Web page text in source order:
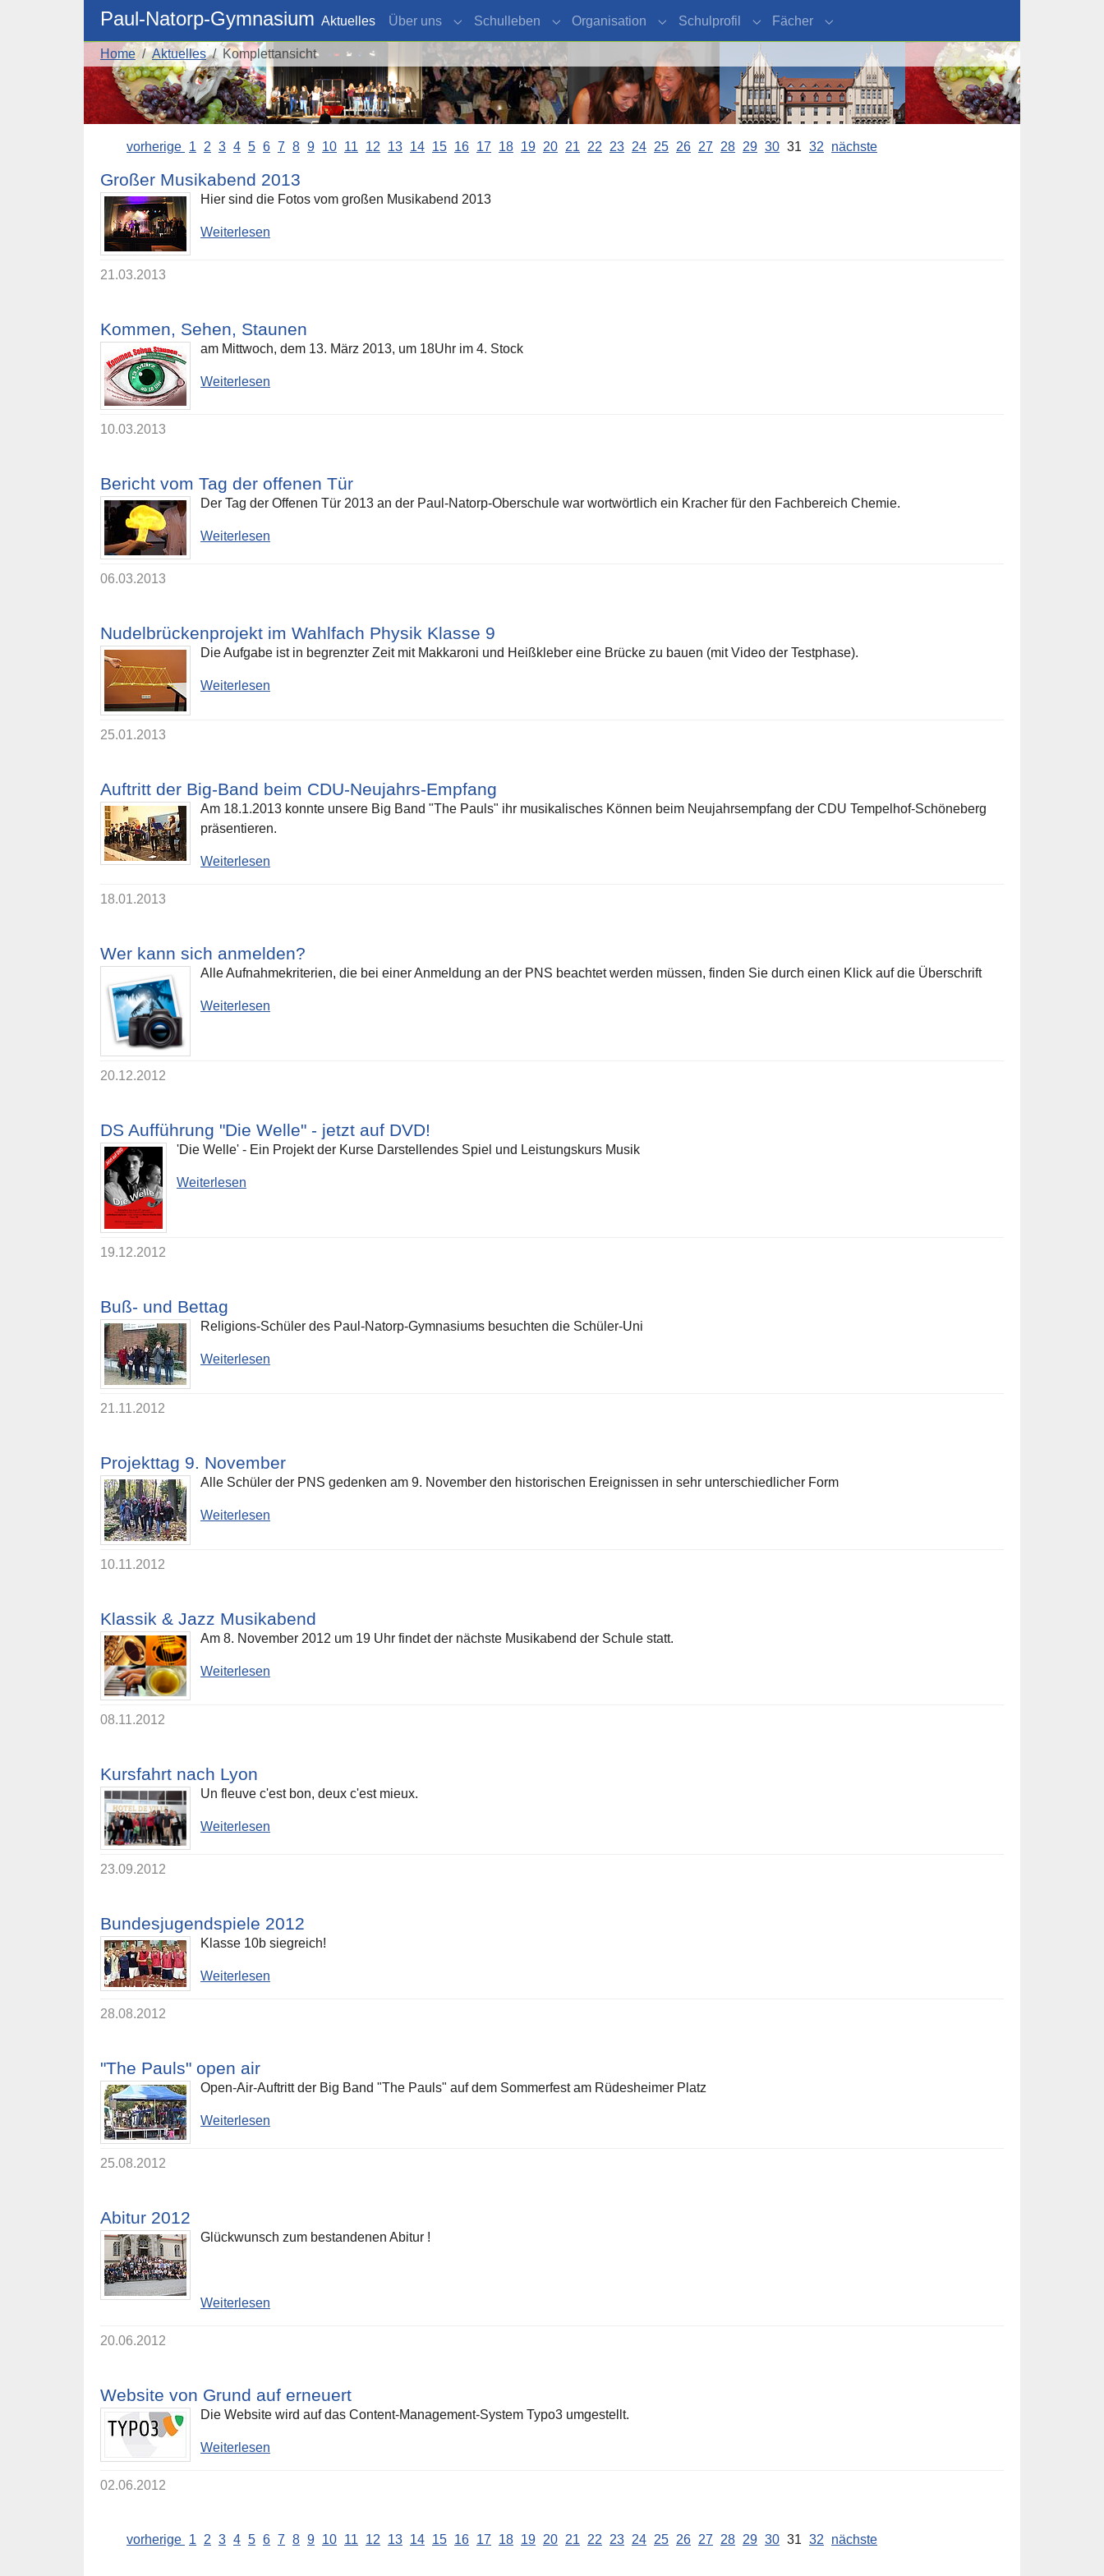
Skip to main navigation
Skip to main content
Skip to page footerPaul-Natorp-Gymnasium Aktuelles Über uns
Submenu for "Über uns"
Schulleben
Submenu for "Schulleben"
Organisation
Submenu for "Organisation"
Schulprofil
Submenu for "Schulprofil"
Fächer
Submenu for "Fächer"
You are here:
Home Aktuelles Komplettansicht
vorherige 1 2 3 4 5 6 7 8 9 10 11 12 13 14 15 16 17 18 19 20 21 22 23 24 25 26 27 28 29 30 31 32 nächste
Großer Musikabend 2013
Hier sind die Fotos vom großen Musikabend 2013
Weiterlesen
21.03.2013
Kommen, Sehen, Staunen
am Mittwoch, dem 13. März 2013, um 18Uhr im 4. Stock
Weiterlesen
10.03.2013
Bericht vom Tag der offenen Tür
Der Tag der Offenen Tür 2013 an der Paul-Natorp-Oberschule war wortwörtlich ein Kracher für den Fachbereich Chemie.
Weiterlesen
06.03.2013
Nudelbrückenprojekt im Wahlfach Physik Klasse 9
Die Aufgabe ist in begrenzter Zeit mit Makkaroni und Heißkleber eine Brücke zu bauen (mit Video der Testphase).
Weiterlesen
25.01.2013
Auftritt der Big-Band beim CDU-Neujahrs-Empfang
Am 18.1.2013 konnte unsere Big Band "The Pauls" ihr musikalisches Können beim Neujahrsempfang der CDU Tempelhof-Schöneberg
präsentieren.
Weiterlesen
18.01.2013
Wer kann sich anmelden?
Alle Aufnahmekriterien, die bei einer Anmeldung an der PNS beachtet werden müssen, finden Sie durch einen Klick auf die Überschrift
Weiterlesen
20.12.2012
DS Aufführung "Die Welle" - jetzt auf DVD!
'Die Welle' - Ein Projekt der Kurse Darstellendes Spiel und Leistungskurs Musik
Weiterlesen
19.12.2012
Buß- und Bettag
Religions-Schüler des Paul-Natorp-Gymnasiums besuchten die Schüler-Uni
Weiterlesen
21.11.2012
Projekttag 9. November
Alle Schüler der PNS gedenken am 9. November den historischen Ereignissen in sehr unterschiedlicher Form
Weiterlesen
10.11.2012
Klassik & Jazz Musikabend
Am 8. November 2012 um 19 Uhr findet der nächste Musikabend der Schule statt.
Weiterlesen
08.11.2012
Kursfahrt nach Lyon
Un fleuve c'est bon, deux c'est mieux.
Weiterlesen
23.09.2012
Bundesjugendspiele 2012
Klasse 10b siegreich!
Weiterlesen
28.08.2012
"The Pauls" open air
Open-Air-Auftritt der Big Band "The Pauls" auf dem Sommerfest am Rüdesheimer Platz
Weiterlesen
25.08.2012
Abitur 2012
Glückwunsch zum bestandenen Abitur !
Weiterlesen
20.06.2012
Website von Grund auf erneuert
Die Website wird auf das Content-Management-System Typo3 umgestellt.
Weiterlesen
02.06.2012
vorherige 1 2 3 4 5 6 7 8 9 10 11 12 13 14 15 16 17 18 19 20 21 22 23 24 25 26 27 28 29 30 31 32 nächste